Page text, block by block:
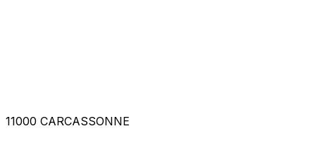
11000 CARCASSONNE